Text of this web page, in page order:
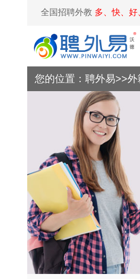
全国招聘外教 多、快、好
您的位置： 聘外易>>外